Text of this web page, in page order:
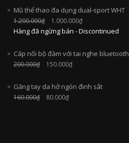
Mũ thể thao đa dụng dual-sport WHT
1.200.000₫ 1.000.000₫
Hàng đã ngừng bán - Discontinued
Cáp nối bộ đàm với tai nghe bluetooth
200.000₫ 150.000₫
Găng tay da hở ngón đinh sắt
160.000₫ 80.000₫